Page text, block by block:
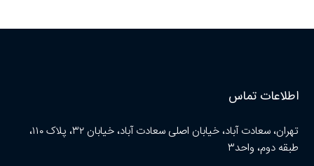
اطلاعات تماس
تهران، سعادت آباد، خیابان اصلی سعادت آباد، خیابان ۳۲، پلاک ۱۱۰،
طبقه دوم، واحد۳